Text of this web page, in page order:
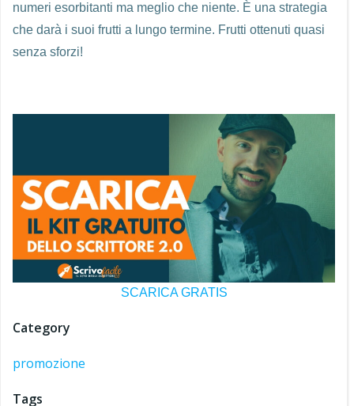
numeri esorbitanti ma meglio che niente. È una strategia
che darà i suoi frutti a lungo termine. Frutti ottenuti quasi
senza sforzi!
SCARICA GRATIS
Category
promozione
Tags